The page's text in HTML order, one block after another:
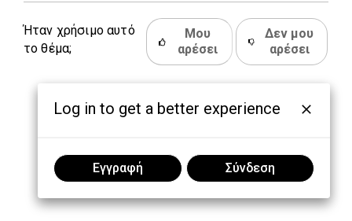
Ήταν χρήσιμο αυτό
το θέμα;
Μου
αρέσει
Δεν μου
αρέσει
Log in to get a better experience
Εγγραφή Σύνδεση